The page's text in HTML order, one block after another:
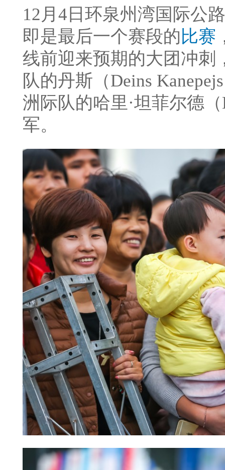
12月4日环泉州湾国际公路
即是最后一个赛段的 比赛
线前迎来预期的大团冲刺
队的丹斯（Deins
洲际队的哈里·坦菲尔德
军。